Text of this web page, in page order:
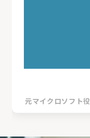
元マイクロソフ